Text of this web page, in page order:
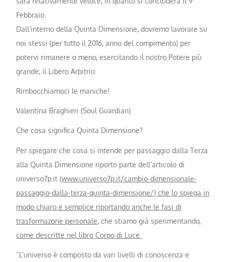
Febbraio.
Dall’interno della Quinta Dimensione, dovremo lavorare su
noi stessi (per tutto il 2016, anno del compimento) per
potervi rimanere o meno, esercitando il nostro Potere più
grande, il Libero Arbitrio.
Rimbocchiamoci le maniche!
Valentina Braghieri (Soul Guardian)
Che cosa significa Quinta Dimensione?
Per spiegare che cosa si intende per passaggio dalla Terza
alla Quinta Dimensione riporto parte dell’articolo di
universo7p.it (www.universo7p.it/cambio-dimensionale-
passaggio-dalla-terza-quinta-dimensione/) che lo spiega in
modo chiaro e semplice riportando anche le fasi di
trasformazone personale, che stiamo già sperimentando,
come descritte nel libroCorpo di Luce
“L’universo è composto da vari livelli di conoscenza e